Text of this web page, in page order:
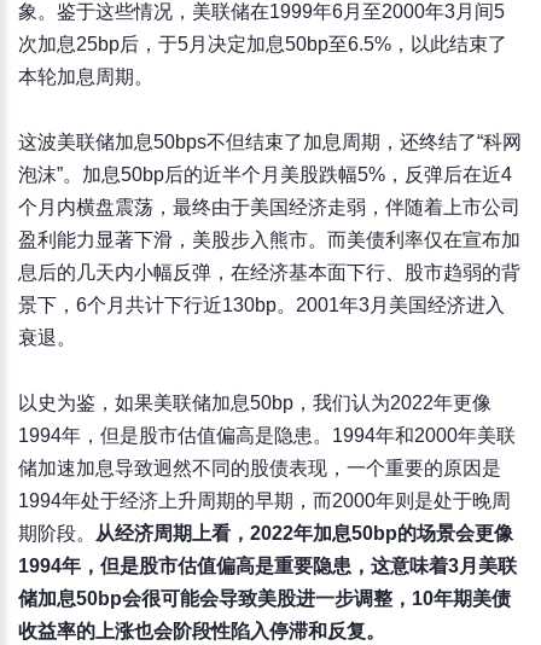
象。鉴于这些情况，美联储在1999年6月至2000年3月间5
次加息25bp后，于5月决定加息50bp至6.5%，以此结束了
本轮加息周期。
这波美联储加息50bps不但结束了加息周期，还终结了“科网
泡沫”。加息50bp后的近半个月美股跌幅5%，反弹后在近4
个月内横盘震荡，最终由于美国经济走弱，伴随着上市公司
盈利能力显著下滑，美股步入熊市。而美债利率仅在宣布加
息后的几天内小幅反弹，在经济基本面下行、股市趋弱的背
景下，6个月共计下行近130bp。2001年3月美国经济进入
衰退。
以史为鉴，如果美联储加息50bp，我们认为2022年更像
1994年，但是股市估值偏高是隐患。1994年和2000年美联
储加速加息导致迥然不同的股债表现，一个重要的原因是
1994年处于经济上升周期的早期，而2000年则是处于晚周
期阶段。
从经济周期上看，2022年加息50bp的场景会更像
1994年，但是股市估值偏高是重要隐患，这意味着3月美联
储加息50bp会很可能会导致美股进一步调整，10年期美债
收益率的上涨也会阶段性陷入停滞和反复。